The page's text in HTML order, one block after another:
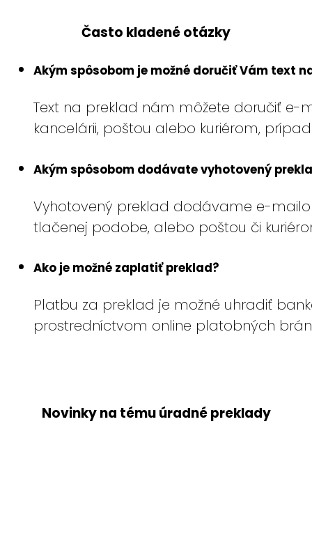
Často kladené otázky
Akým spôsobom je možné doručiť Vám text
Text na preklad nám môžete doručiť e-
kancelárii, poštou alebo kuriérom,
Akým spôsobom dodávate vyhotovený
Vyhotovený preklad dodávame e-
tlačenej podobe, alebo poštou či
Ako je možné zaplatiť preklad?
Platbu za preklad je možné uhradiť
prostredníctvom online platobných
Novinky na tému úradné preklady